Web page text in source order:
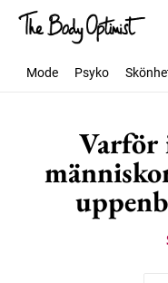
Mode Psyko
Varför